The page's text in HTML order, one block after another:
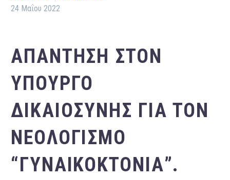
24 Μαΐου 2022
ΑΠΆΝΤΗΣΗ ΣΤΟΝ
ΥΠΟΥΡΓΌ
ΔΙΚΑΙΟΣΎΝΗΣ ΓΙΑ ΤΟΝ
ΝΕΟΛΟΓΙΣΜΌ
“ΓΥΝΑΙΚΟΚΤΟΝΊΑ”.